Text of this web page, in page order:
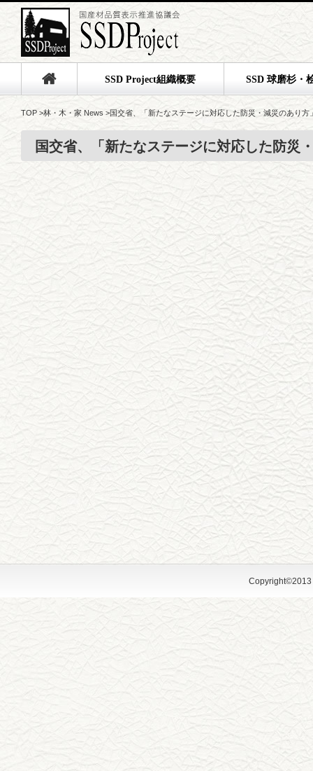
SSD Project組織概要 SSD 球磨杉・
TOP >林・木・家 News >国交省、「新たなステージに対応した防災・減災のあり方
国交省、「新たなステージに対応した防災
Copyright©2013